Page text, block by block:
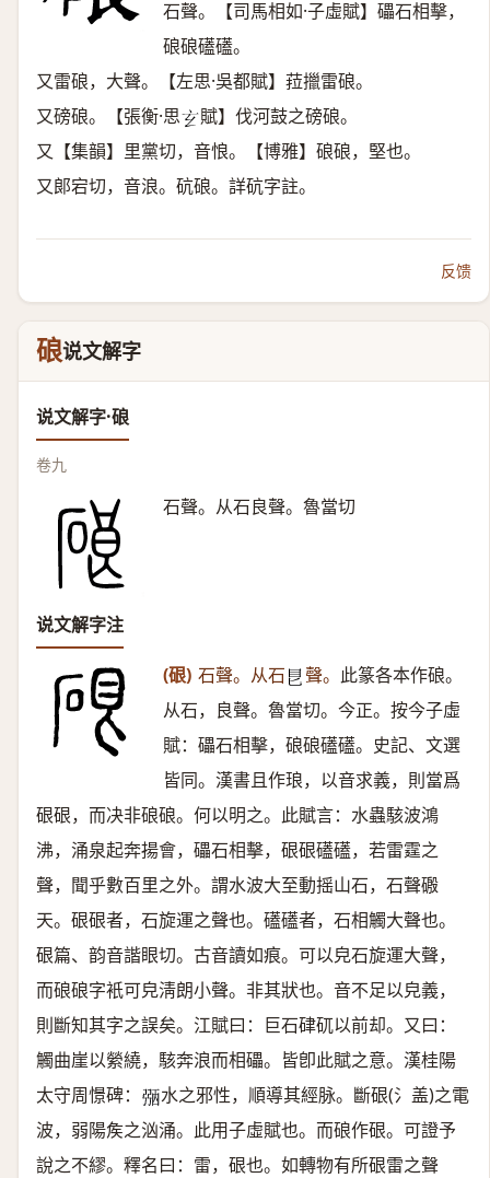
石聲。【司馬相如·子虛賦】礧石相擊，
硠硠礚礚。
又雷硠，大聲。【左思·吳都賦】菈擸雷硠。
又磅硠。【張衡·思 𤣥 賦】伐河鼓之磅硠。
又【集韻】里黨切，音悢。【博雅】硠硠，堅也。
又郞宕切，音浪。砊硠。詳砊字註。
反馈
硠说文解字
说文解字·硠
卷九
石聲。从石良聲。魯當切
说文解字注
(硍) 石聲。从石𥃩 聲。 此篆各本作硠。
从石，良聲。魯當切。今正。按今子虛
賦：礧石相擊，硠硠礚礚。史記、文選
皆同。漢書且作琅，以音求義，則當爲
硍硍，而决非硠硠。何以明之。此賦言：水蟲駭波鴻
沸，涌泉起奔揚會，礧石相擊，硍硍礚礚，若雷霆之
聲，聞乎數百里之外。謂水波大至動摇山石，石聲磤
天。硍硍者，石旋運之聲也。礚礚者，石相觸大聲也。
硍篇、韵音諧眼切。古音讀如痕。可以皃石旋運大聲，
而硠硠字衹可皃淸朗小聲。非其狀也。音不足以皃義，
則斷知其字之誤矣。江賦曰：巨石硉矹以前却。又曰：
觸曲崖以縈繞，駭奔浪而相礧。皆卽此賦之意。漢桂陽
太守周憬碑： 𢐀 水之邪性，順導其經脉。斷硍(氵盖)之電
波，弱陽矦之汹涌。此用子虛賦也。而硠作硍。可證予
說之不繆。釋名曰：雷，硍也。如轉物有所硍雷之聲